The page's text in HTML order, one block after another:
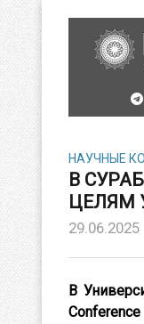
НАУЧНЫЕ
В
ЦЕЛЯМ
29.06.2025
В